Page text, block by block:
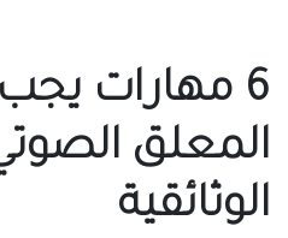
6 مهارات
المعلق
الوثائقية